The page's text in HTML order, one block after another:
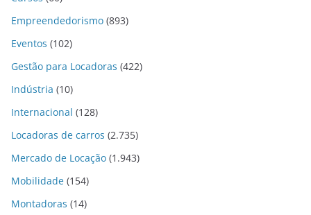
Empreendedorismo (893)
Eventos (102)
Gestão para Locadoras (422)
Indústria (10)
Internacional (128)
Locadoras de carros (2.735)
Mercado de Locação (1.943)
Mobilidade (154)
Montadoras (14)